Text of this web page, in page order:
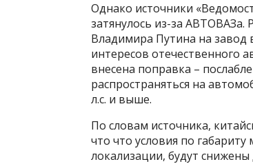
Однако источники
затянулось из-за АВТОВАЗа.
Владимира Путина на завод
интересов отечественного
внесена поправка –
распространяться на
л.с. и выше.
По словам источника,
что что условия по
локализации, будут снижены